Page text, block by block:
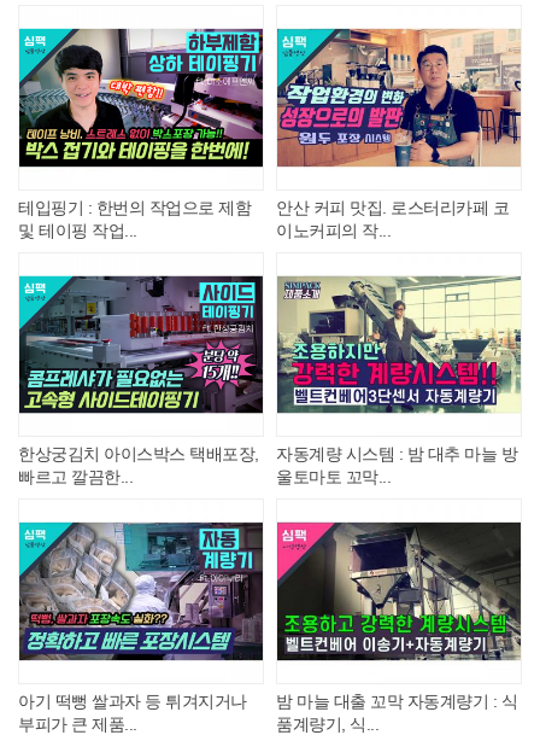
테입핑기 : 한번의 작업으로 제함
및 테이핑 작업...
안산 커피 맛집. 로스터리카페 코
이노커피의 작...
한상궁김치 아이스박스 택배포장,
빠르고 깔끔한...
자동계량 시스템 : 밤 대추 마늘 방
울토마토 꼬막...
아기 떡뻥 쌀과자 등 튀겨지거나
부피가 큰 제품...
밤 마늘 대출 꼬막 자동계량기 : 식
품계량기, 식...